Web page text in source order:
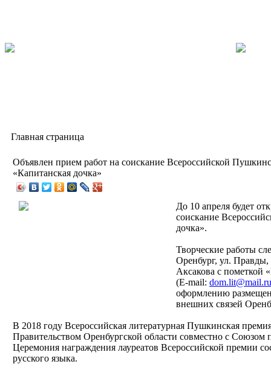
Главная страница
Объявлен прием работ на соискание Всероссийской
«Капитанская дочка»
До 10 апреля будет
соискание
дочка».
Творческие работы
Оренбург, ул.
Аксакова с пометкой
(E-mail: dom.lit@mail.ru
оформлению
внешних связей
В 2018 году Всероссийская литературная Пушкинская
Правительством Оренбургской области совместно с Союзом
Церемония награждения лауреатов Всероссийской премии
русского языка.